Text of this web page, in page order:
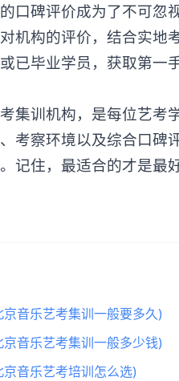
碑评价成为了不可忽
机构的评价，结合实地
已毕业学员，获取第一
集训机构，是每位艺考
考察环境以及综合口碑
记住，最适合的才是最
音乐艺考集训一般要多久)
音乐艺考集训一般多少钱)
音乐艺考培训怎么选)